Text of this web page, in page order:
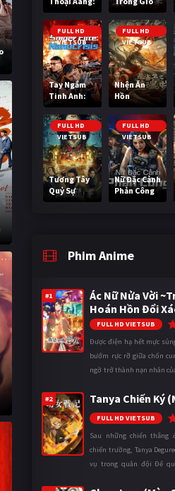
Tiết Khí Sư
Cuối Cùng
FULL HD
VIETSUB
Tay Ngắm
Tinh Anh:
Nguy Cơ
Nano
FULL HD
VIETSUB
Nhện Ăn
Hồn
FULL HD
VIETSUB
Tương Tây
Quỷ Sự
FULL HD
VIETSUB
Nữ Đặc Cảnh
Phản Công
Phim Anime
#1
Ác Nữ Nửa Vời
Hoán Hồn Đổi
FULL HD VIETSUB
Được điện hạ hết mực
bướm rực rỡ giữa chốn
ngờ trở thành nạn nhân
thuật để hoán đổi th ...
#2 Tanya Chiến Ký
FULL HD VIETSUB
Sau những chiến thắng
chiến trường, Tanya
vụ trong quân đội Đế